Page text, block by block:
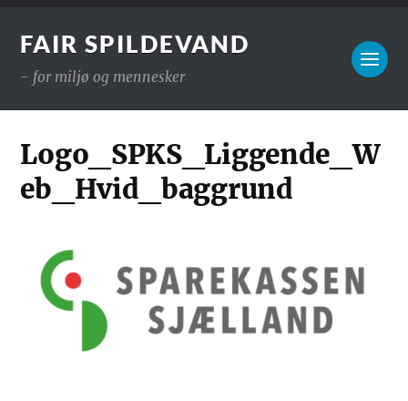
FAIR SPILDEVAND
- for miljø og mennesker
Logo_SPKS_Liggende_W
eb_Hvid_baggrund